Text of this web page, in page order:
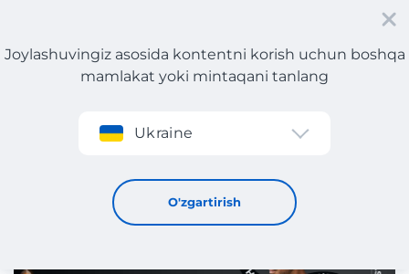
Roʻyxatdan oʻtish
Joylashuvingiz asosida kontentni korish uchun boshqa
mamlakat yoki mintaqani tanlang
Ukraine
O'zgartirish
Yevropa va AQShda dahshatli chegirmalar haftasi!